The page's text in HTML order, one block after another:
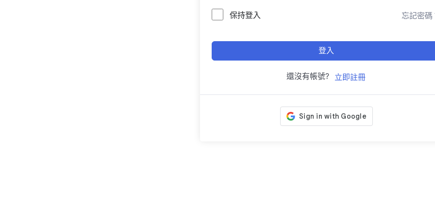
保持登入 忘記密碼
登入
還沒有帳號? 立即註冊